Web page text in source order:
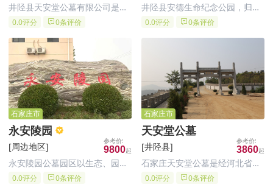
井陉县天安堂公墓有限公司是经
石家庄市民政厅批准，由井陉县
经营性园林化经典公墓，石家庄
天安堂纪念园陵园坐落于距石家
庄市17公里处石家庄动物园西南
方，大寨山脚下的坐北朝南向阳
楼
0.0评分 0条评价
井陉县安德生命纪念公园，归属
于石家庄安德公墓管理有限公
态、祭祀、文化、祈福、墓葬等
功能为一体的生命纪念公园。
0.0评分 0条评价
石家庄市
永安陵园
[周边地区] 9800
永安陵园公墓园区以生态、园
林、艺术为建园宗旨，努力打造
0.0评分 0条评价
石家庄市
天安堂公墓
[井陉县] 3860
石家庄天安堂公墓是经河北省民
政厅批准，由井陉县天安堂纪念
0.0评分 0条评价